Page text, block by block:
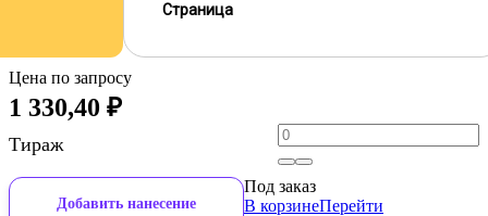
Страница
Цена по запросу
1 330,40 ₽
Тираж
Добавить нанесение
Под заказ
В корзинеПерейти